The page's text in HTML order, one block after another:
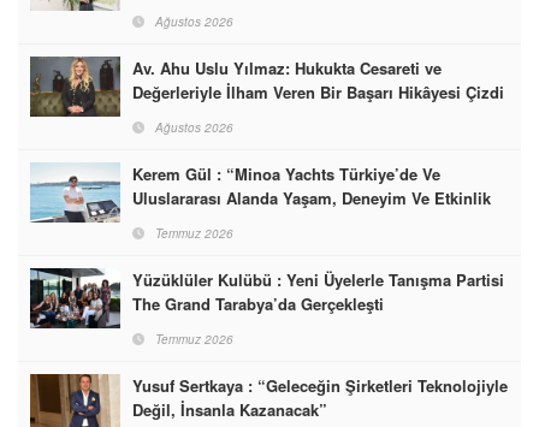
Ağustos 2026
Av. Ahu Uslu Yılmaz: Hukukta Cesareti ve
Değerleriyle İlham Veren Bir Başarı Hikâyesi Çizdi
Ağustos 2026
Kerem Gül : “Minoa Yachts Türkiye’de Ve
Uluslararası Alanda Yaşam, Deneyim Ve Etkinlik
Markası Olacak”
Temmuz 2026
Yüzüklüler Kulübü : Yeni Üyelerle Tanışma Partisi
The Grand Tarabya’da Gerçekleşti
Temmuz 2026
Yusuf Sertkaya : “Geleceğin Şirketleri Teknolojiyle
Değil, İnsanla Kazanacak”